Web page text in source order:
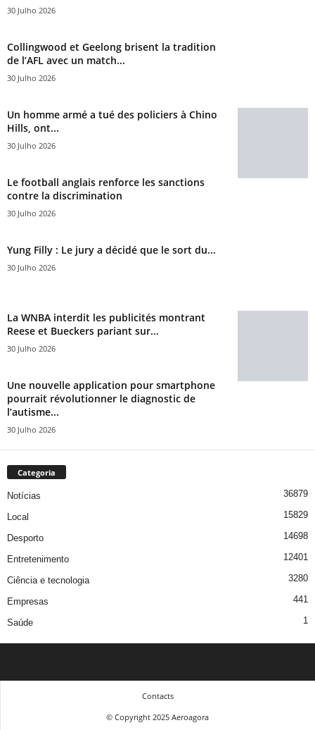
30 Julho 2026
Collingwood et Geelong brisent la tradition
de l’AFL avec un match...
30 Julho 2026
Un homme armé a tué des policiers à Chino
Hills, ont...
30 Julho 2026
Le football anglais renforce les sanctions
contre la discrimination
30 Julho 2026
Yung Filly : Le jury a décidé que le sort du...
30 Julho 2026
La WNBA interdit les publicités montrant
Reese et Bueckers pariant sur...
30 Julho 2026
Une nouvelle application pour smartphone
pourrait révolutionner le diagnostic de
l’autisme...
30 Julho 2026
Categoria
Notícias 36879
Local 15829
Desporto 14698
Entretenimento 12401
Ciência e tecnologia 3280
Empresas 441
Saúde 1
Contacts
© Copyright 2025 Aeroagora